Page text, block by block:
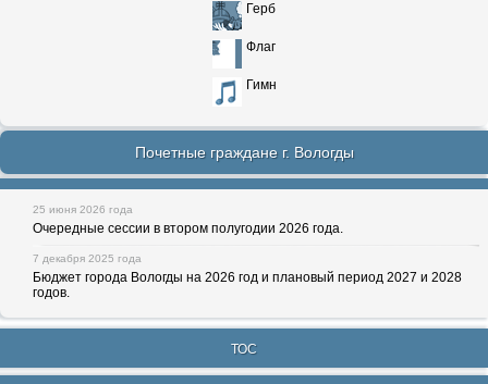
Герб
Флаг
Гимн
Почетные граждане г. Вологды
25 июня 2026 года
Очередные сессии в втором полугодии 2026 года.
7 декабря 2025 года
Бюджет города Вологды на 2026 год и плановый период 2027 и 2028
годов.
ТОС